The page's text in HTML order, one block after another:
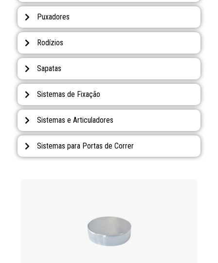
Puxadores
Rodízios
Sapatas
Sistemas de Fixação
Sistemas e Articuladores
Sistemas para Portas de Correr